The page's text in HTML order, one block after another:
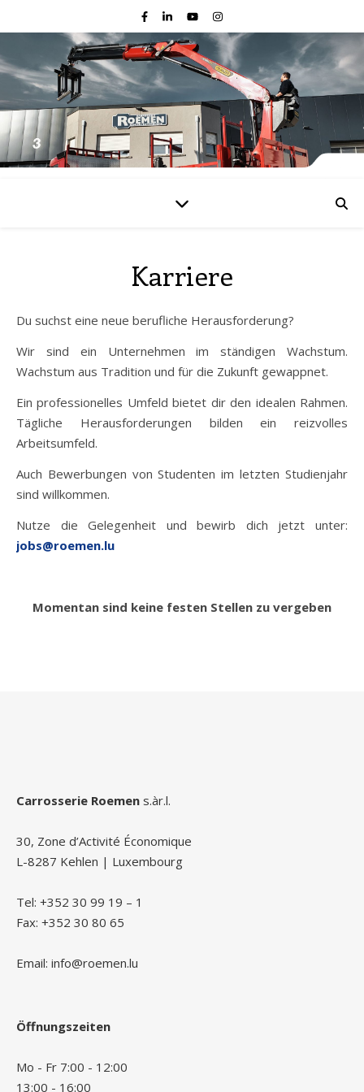
Karriere
Du suchst eine neue berufliche Herausforderung?
Wir sind ein Unternehmen im ständigen Wachstum.
Wachstum aus Tradition und für die Zukunft gewappnet.
Ein professionelles Umfeld bietet dir den idealen Rahmen.
Tägliche Herausforderungen bilden ein reizvolles
Arbeitsumfeld.
Auch Bewerbungen von Studenten im letzten Studienjahr
sind willkommen.
Nutze die Gelegenheit und bewirb dich jetzt unter:
jobs@roemen.lu
Momentan sind keine festen Stellen zu vergeben
Carrosserie Roemen s.àr.l.
30, Zone d’Activité Économique
L-8287 Kehlen | Luxembourg
Tel: +352 30 99 19 – 1
Fax: +352 30 80 65
Email: info@roemen.lu
Öffnungszeiten
Mo - Fr 7:00 - 12:00
13:00 - 16:00